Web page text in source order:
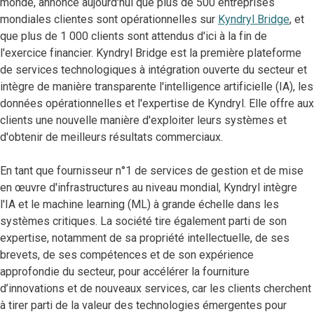
mondiales clientes sont opérationnelles sur Kyndryl Bridge, et
que plus de 1 000 clients sont attendus d'ici à la fin de
l'exercice financier. Kyndryl Bridge est la première plateforme
de services technologiques à intégration ouverte du secteur et
intègre de manière transparente l'intelligence artificielle (IA), les
données opérationnelles et l'expertise de Kyndryl. Elle offre aux
clients une nouvelle manière d'exploiter leurs systèmes et
d'obtenir de meilleurs résultats commerciaux.
En tant que fournisseur n°1 de services de gestion et de mise
en œuvre d'infrastructures au niveau mondial, Kyndryl intègre
l'IA et le machine learning (ML) à grande échelle dans les
systèmes critiques. La société tire également parti de son
expertise, notamment de sa propriété intellectuelle, de ses
brevets, de ses compétences et de son expérience
approfondie du secteur, pour accélérer la fourniture
d’innovations et de nouveaux services, car les clients cherchent
à tirer parti de la valeur des technologies émergentes pour